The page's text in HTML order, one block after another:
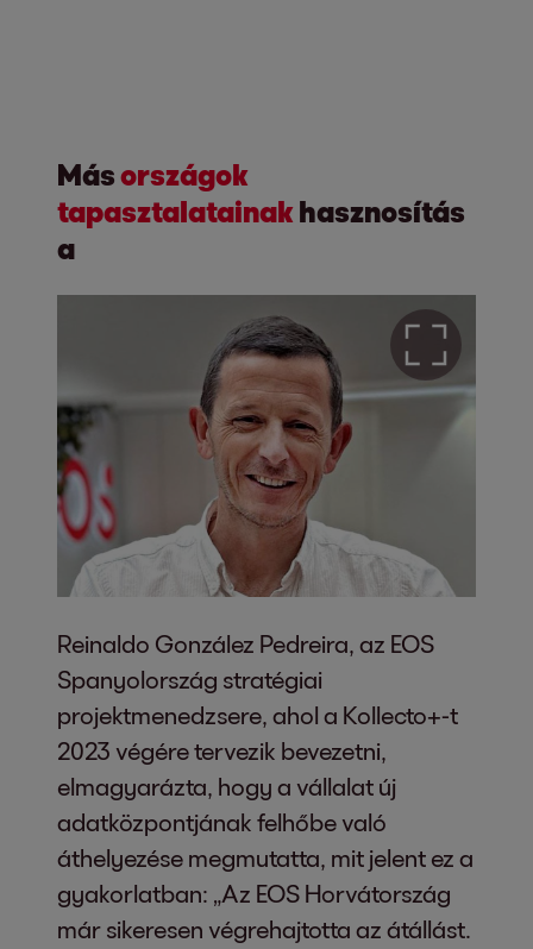
Másországok
tapasztalatainakhasznosítás
a
Reinaldo González Pedreira, az EOS
Spanyolország stratégiai
projektmenedzsere, ahol a Kollecto+-t
2023 végére tervezik bevezetni,
elmagyarázta, hogy a vállalat új
adatközpontjának felhőbe való
áthelyezése megmutatta, mit jelent ez a
gyakorlatban: „Az EOS Horvátország
már sikeresen végrehajtotta az átállást.